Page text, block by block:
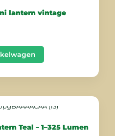
lantern vintage
Teal – 1–325 Lumen